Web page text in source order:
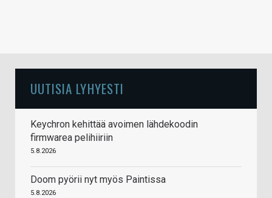
UUTISIA LYHYESTI
Keychron kehittää avoimen lähdekoodin
firmwarea pelihiiriin
5.8.2026
Doom pyörii nyt myös Paintissa
5.8.2026